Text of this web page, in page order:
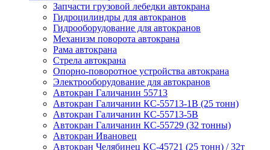
Запчасти грузовой лебедки автокрана
Гидроцилиндры для автокранов
Гидрооборудование для автокранов
Механизм поворота автокрана
Рама автокрана
Стрела автокрана
Опорно-поворотное устройства автокрана
Электрооборудование для автокранов
Автокран Галичанин 55713
Автокран Галичанин КС-55713-1В (25 тонн)
Автокран Галичанин КС-55713-5В
Автокран Галичанин КС-55729 (32 тонны)
Автокран Ивановец
Автокран Челябинец КС-45721 (25 тонн) / 32т